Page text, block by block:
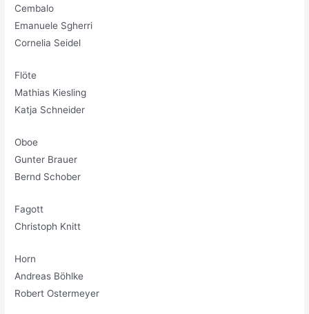
Cembalo
Emanuele Sgherri
Cornelia Seidel
Flöte
Mathias Kiesling
Katja Schneider
Oboe
Gunter Brauer
Bernd Schober
Fagott
Christoph Knitt
Horn
Andreas Böhlke
Robert Ostermeyer